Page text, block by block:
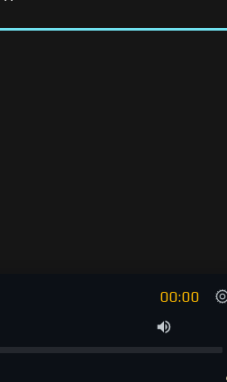
00:00